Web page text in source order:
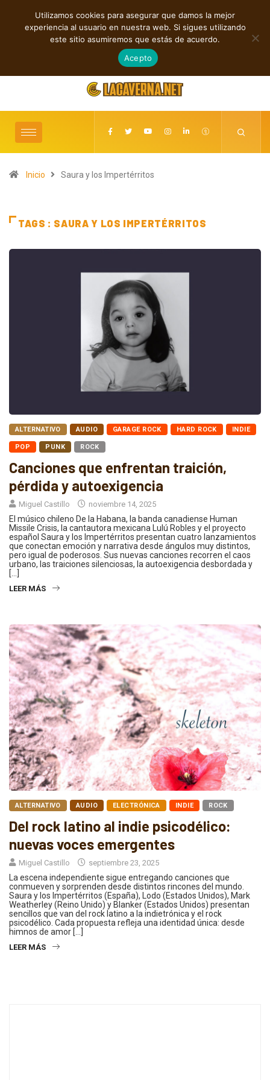
TENDENCIAS
GUMR conecta techno analógico y deep tech en Acid Freq Shaven
agosto 7, 2026
Inicio Saura y los Impertérritos
TAGS : SAURA Y LOS IMPERTÉRRITOS
ALTERNATIVO AUDIO GARAGE ROCK HARD ROCK INDIE
POP PUNK ROCK
Canciones que enfrentan traición,
pérdida y autoexigencia
Miguel Castillo noviembre 14, 2025
El músico chileno De la Habana, la banda canadiense Human
Missile Crisis, la cantautora mexicana Lulú Robles y el proyecto
español Saura y los Impertérritos presentan cuatro lanzamientos
que conectan emoción y narrativa desde ángulos muy distintos,
pero igual de poderosos. Sus nuevas canciones recorren el caos
urbano, las traiciones silenciosas, la autoexigencia desbordada y
[…]
LEER MÁS
ALTERNATIVO AUDIO ELECTRÓNICA INDIE ROCK
Del rock latino al indie psicodélico:
nuevas voces emergentes
Miguel Castillo septiembre 23, 2025
La escena independiente sigue entregando canciones que
conmueven y sorprenden desde distintos rincones del mundo.
Saura y los Impertérritos (España), Lodo (Estados Unidos), Mark
Weatherley (Reino Unido) y Blanker (Estados Unidos) presentan
sencillos que van del rock latino a la indietrónica y el rock
psicodélico. Cada propuesta refleja una identidad única: desde
himnos de amor […]
LEER MÁS
Utilizamos cookies para asegurar que damos la mejor
experiencia al usuario en nuestra web. Si sigues utilizando
este sitio asumiremos que estás de acuerdo.
Acepto